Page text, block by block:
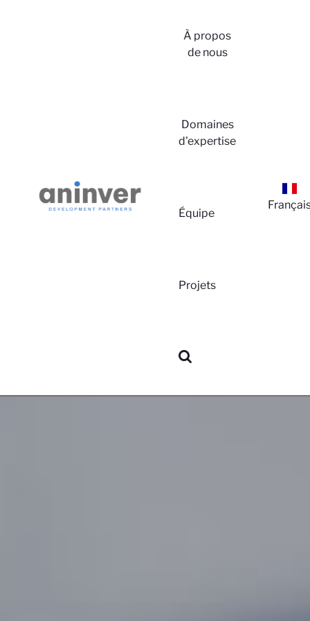
À propos
de nous
Domaines
d'expertise
Équipe
Projets